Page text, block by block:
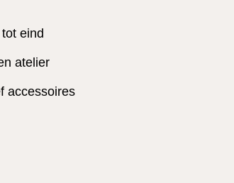
eind
atelier
accessoires